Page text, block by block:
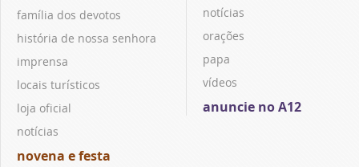
família dos devotos
história de nossa senhora
imprensa
locais turísticos
loja oficial
notícias
novena e festa
notícias
orações
papa
vídeos
anuncie no A12